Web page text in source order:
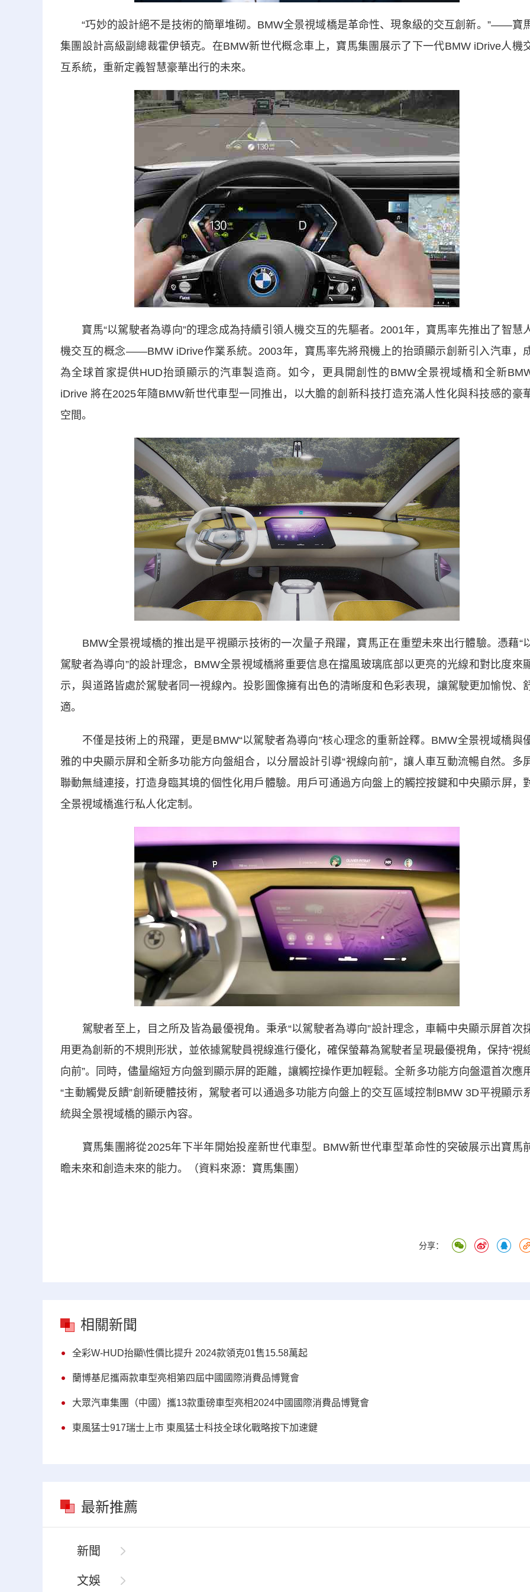
“巧妙的設計絕不是技術的簡單堆砌。BMW全景視域橋是革命性、現象級的交互創新。”——寶
集團設計高級副總裁霍伊頓克。在BMW新世代概念車上，寶馬集團展示了下一代BMW iDrive人機
互系統，重新定義智慧豪華出行的未來。
寶馬“以駕駛者為導向”的理念成為持續引領人機交互的先驅者。2001年，寶馬率先推出了智慧
機交互的概念——BMW iDrive作業系統。2003年，寶馬率先將飛機上的抬頭顯示創新引入汽車，
為全球首家提供HUD抬頭顯示的汽車製造商。如今，更具開創性的BMW全景視域橋和全新
iDrive 將在2025年隨BMW新世代車型一同推出，以大膽的創新科技打造充滿人性化與科技感的豪
空間。
BMW全景視域橋的推出是平視顯示技術的一次量子飛躍，寶馬正在重塑未來出行體驗。憑藉“
駕駛者為導向”的設計理念，BMW全景視域橋將重要信息在擋風玻璃底部以更亮的光線和對比度來
示，與道路皆處於駕駛者同一視線內。投影圖像擁有出色的清晰度和色彩表現，讓駕駛更加愉悅、
適。
不僅是技術上的飛躍，更是BMW“以駕駛者為導向”核心理念的重新詮釋。BMW全景視域橋與
雅的中央顯示屏和全新多功能方向盤組合，以分層設計引導“視線向前”，讓人車互動流暢自然。多
聯動無縫連接，打造身臨其境的個性化用戶體驗。用戶可通過方向盤上的觸控按鍵和中央顯示屏，
全景視域橋進行私人化定制。
駕駛者至上，目之所及皆為最優視角。秉承“以駕駛者為導向”設計理念，車輛中央顯示屏首次
用更為創新的不規則形狀，並依據駕駛員視線進行優化，確保螢幕為駕駛者呈現最優視角，保持“視
向前”。同時，儘量縮短方向盤到顯示屏的距離，讓觸控操作更加輕鬆。全新多功能方向盤還首次應
“主動觸覺反饋”創新硬體技術，駕駛者可以通過多功能方向盤上的交互區域控制BMW 3D平視顯示
統與全景視域橋的顯示內容。
寶馬集團將從2025年下半年開始投産新世代車型。BMW新世代車型革命性的突破展示出寶馬
瞻未來和創造未來的能力。（資料來源：寶馬集團）
分享：
相關新聞
全彩W-HUD抬顯\性價比提升 2024款領克01售15.58萬起
蘭博基尼攜兩款車型亮相第四屆中國國際消費品博覽會
大眾汽車集團（中國）攜13款重磅車型亮相2024中國國際消費品博覽會
東風猛士917瑞士上市 東風猛士科技全球化戰略按下加速鍵
最新推薦
新聞
文娛